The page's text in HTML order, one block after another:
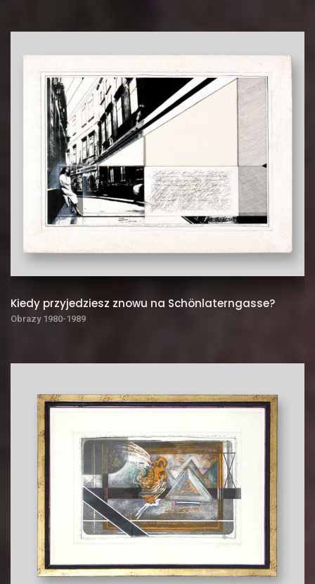
Kiedy przyjedziesz znowu na Schönlaterngasse?
Obrazy 1980-1989